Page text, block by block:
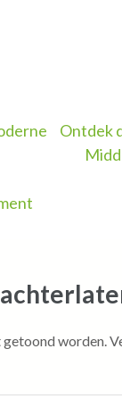
Ontdek
getoond worden.